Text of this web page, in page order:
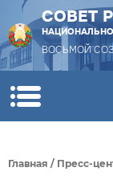
СОВЕТ
ВОСЬМОЙ
Главная / Пресс-